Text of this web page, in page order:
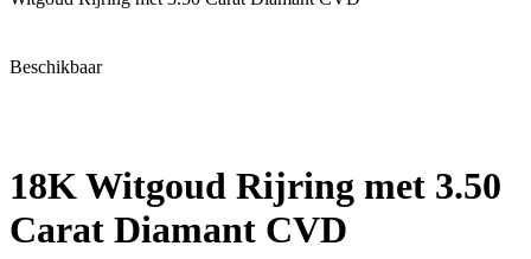
Beschikbaar
18K Witgoud Rijring met 3.50
Carat Diamant CVD